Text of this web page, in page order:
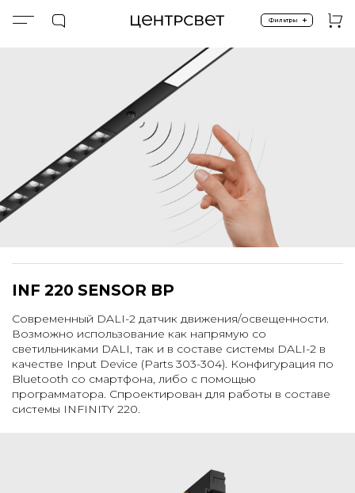
Фильтры +
INF 220 SENSOR BP
Современный DALI-2 датчик движения/освещенности.
Возможно использование как напрямую со
светильниками DALI, так и в составе системы DALI-2 в
качестве Input Device (Parts 303-304). Конфигурация по
Bluetooth со смартфона, либо с помощью
программатора. Спроектирован для работы в составе
системы INFINITY 220.